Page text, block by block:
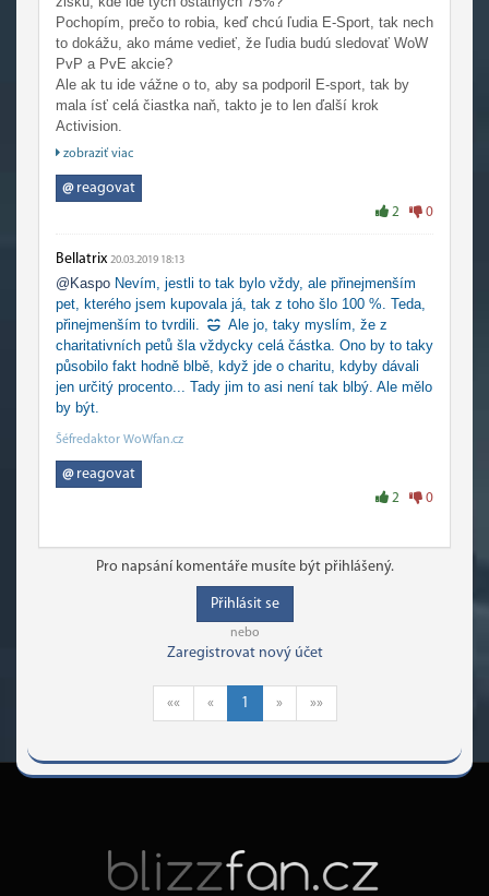
Pochopím, prečo to robia, keď chcú ľudia E-Sport, tak nech
to dokážu, ako máme vedieť, že ľudia budú sledovať WoW
PvP a PvE akcie?
Ale ak tu ide vážne o to, aby sa podporil E-sport, tak by
mala ísť celá čiastka naň, takto je to len ďalší krok
Activision.
Dúfam, že teraz nepoviem blbosť
počas prvého mesiaca.
zobraziť viac
@reagovat
2 0
Bellatrix 20.03.2019 18:13
@Kaspo Nevím, jestli to tak bylo vždy, ale přinejmenším
pet, kterého jsem kupovala já, tak z toho šlo 100 %. Teda,
přinejmenším to tvrdili.
Ale jo, taky myslím, že z
charitativních petů šla vždycky celá částka. Ono by to taky
působilo fakt hodně blbě, když jde o charitu, kdyby dávali
jen určitý procento... Tady jim to asi není tak blbý. Ale mělo
by být.
Šéfredaktor WoWfan.cz
@reagovat
2 0
Pro napsání komentáře musíte být přihlášený.
Přihlásit se
nebo
Zaregistrovat nový účet
«« « 1 » »»